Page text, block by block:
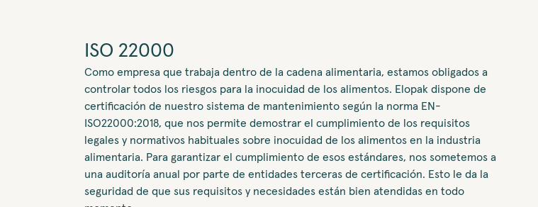
ISO 22000
Como empresa que trabaja dentro de la cadena alimentaria, estamos obligados a
controlar todos los riesgos para la inocuidad de los alimentos. Elopak dispone de
certificación de nuestro sistema de mantenimiento según la norma EN-
ISO22000:2018, que nos permite demostrar el cumplimiento de los requisitos
legales y normativos habituales sobre inocuidad de los alimentos en la industria
alimentaria. Para garantizar el cumplimiento de esos estándares, nos sometemos a
una auditoría anual por parte de entidades terceras de certificación. Esto le da la
seguridad de que sus requisitos y necesidades están bien atendidas en todo